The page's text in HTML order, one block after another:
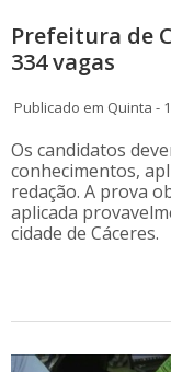
Prefeitura de
334 vagas
Publicado em Quinta -
Os candidatos
conhecimentos,
redação. A prova
aplicada
cidade de Cáceres.